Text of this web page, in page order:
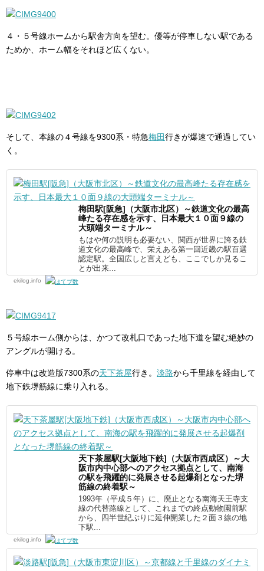
４・５号線ホームから駅舎方向を望む。優等が停車しない駅である
ためか、ホーム幅をそれほど広くない。
そして、本線の４号線を9300系・特急梅田行きが爆速で通過してい
く。
梅田駅[阪急]（大阪市北区）～鉄道文化の最高
峰たる存在感を示す、日本最大１０面９線の
大頭端ターミナル～
もはや何の説明も必要ない、関西が世界に誇る鉄
道文化の最高峰で、栄えある第一回近畿の駅百選
認定駅。全国広しと言えども、ここでしか見るこ
とが出来...
ekilog.info
５号線ホーム側からは、かつて改札口であった地下道を望む絶妙の
アングルが開ける。
停車中は改造版7300系の天下茶屋行き。 淡路から千里線を経由して
地下鉄堺筋線に乗り入れる。
天下茶屋駅[大阪地下鉄]（大阪市西成区）～大
阪市内中心部へのアクセス拠点として、南海
の駅を飛躍的に発展させる起爆剤となった堺
筋線の終着駅～
1993年（平成５年）に、廃止となる南海天王寺支
線の代替路線として、これまでの終点動物園前駅
から、四半世紀ぶりに延伸開業した２面３線の地
下駅...
ekilog.info